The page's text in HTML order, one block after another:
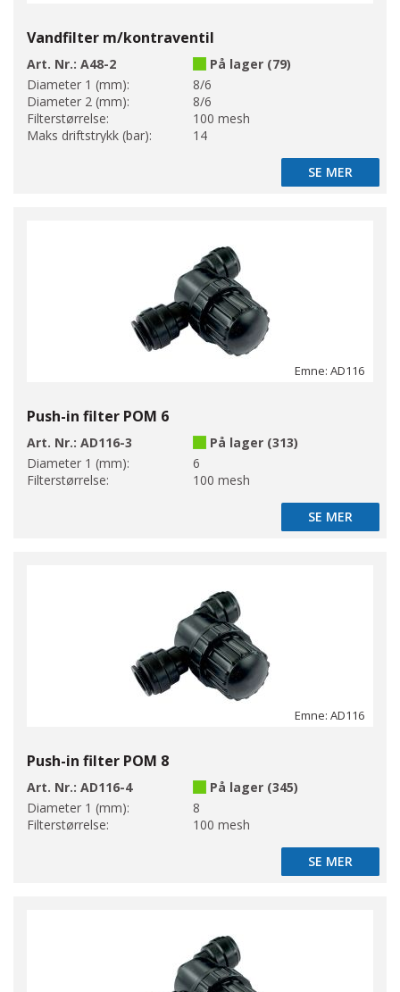
Vandfilter m/kontraventil
Art. Nr.: A48-2
På lager (79)
Diameter 1 (mm):
8/6
Diameter 2 (mm):
8/6
Filterstørrelse:
100 mesh
Maks driftstrykk (bar):
14
SE MER
SE MER
Emne: AD116
Push-in filter POM 6
Art. Nr.: AD116-3
På lager (313)
Diameter 1 (mm):
6
Filterstørrelse:
100 mesh
SE MER
SE MER
Emne: AD116
Push-in filter POM 8
Art. Nr.: AD116-4
På lager (345)
Diameter 1 (mm):
8
Filterstørrelse:
100 mesh
SE MER
SE MER